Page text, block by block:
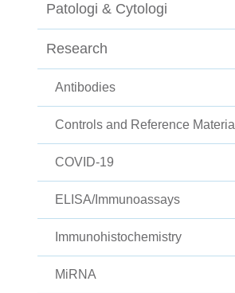
Patologi & Cytologi
Research
Antibodies
Controls and Reference Material
COVID-19
ELISA/Immunoassays
Immunohistochemistry
MiRNA